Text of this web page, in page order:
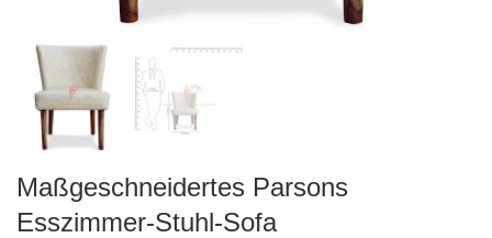
Maßgeschneidertes Parsons
Esszimmer-Stuhl-Sofa